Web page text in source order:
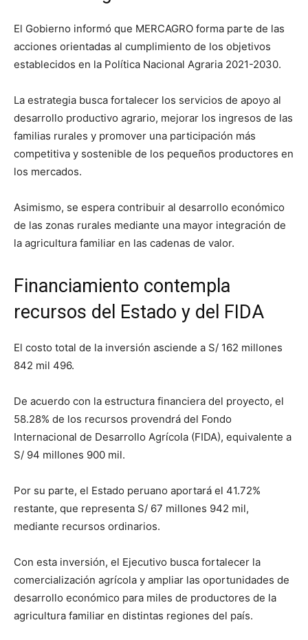
El Gobierno informó que MERCAGRO forma parte de las
acciones orientadas al cumplimiento de los objetivos
establecidos en la Política Nacional Agraria 2021-2030.
La estrategia busca fortalecer los servicios de apoyo al
desarrollo productivo agrario, mejorar los ingresos de las
familias rurales y promover una participación más
competitiva y sostenible de los pequeños productores en
los mercados.
Asimismo, se espera contribuir al desarrollo económico
de las zonas rurales mediante una mayor integración de
la agricultura familiar en las cadenas de valor.
Financiamiento contempla
recursos del Estado y del FIDA
El costo total de la inversión asciende a S/ 162 millones
842 mil 496.
De acuerdo con la estructura financiera del proyecto, el
58.28% de los recursos provendrá del Fondo
Internacional de Desarrollo Agrícola (FIDA), equivalente a
S/ 94 millones 900 mil.
Por su parte, el Estado peruano aportará el 41.72%
restante, que representa S/ 67 millones 942 mil,
mediante recursos ordinarios.
Con esta inversión, el Ejecutivo busca fortalecer la
comercialización agrícola y ampliar las oportunidades de
desarrollo económico para miles de productores de la
agricultura familiar en distintas regiones del país.